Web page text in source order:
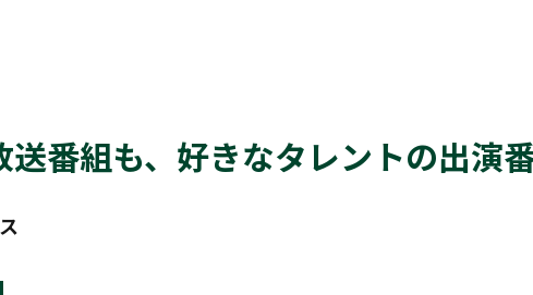
番組も、好きなタレントの出演